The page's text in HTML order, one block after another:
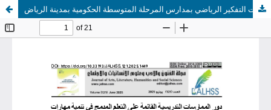
دور الممارسات التدريسية القائمة على التعلم المدمج في تنمية مهارات التفكير الرياضي بمدارس المرحلة المتوسطة الحكومية بمدينة الرياض